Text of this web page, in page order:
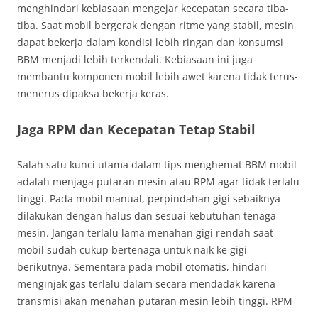
menghindari kebiasaan mengejar kecepatan secara tiba-
tiba. Saat mobil bergerak dengan ritme yang stabil, mesin
dapat bekerja dalam kondisi lebih ringan dan konsumsi
BBM menjadi lebih terkendali. Kebiasaan ini juga
membantu komponen mobil lebih awet karena tidak terus-
menerus dipaksa bekerja keras.
Jaga RPM dan Kecepatan Tetap Stabil
Salah satu kunci utama dalam tips menghemat BBM mobil
adalah menjaga putaran mesin atau RPM agar tidak terlalu
tinggi. Pada mobil manual, perpindahan gigi sebaiknya
dilakukan dengan halus dan sesuai kebutuhan tenaga
mesin. Jangan terlalu lama menahan gigi rendah saat
mobil sudah cukup bertenaga untuk naik ke gigi
berikutnya. Sementara pada mobil otomatis, hindari
menginjak gas terlalu dalam secara mendadak karena
transmisi akan menahan putaran mesin lebih tinggi. RPM